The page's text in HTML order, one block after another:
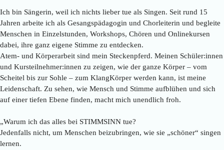
Ich bin Sängerin, weil ich nichts lieber tue als Singen. Seit rund 15
Jahren arbeite ich als Gesangspädagogin und Chorleiterin und begleite
Menschen in Einzelstunden, Workshops, Chören und Onlinekursen
dabei, ihre ganz eigene Stimme zu entdecken.
Atem- und Körperarbeit sind mein Steckenpferd. Meinen Schüler:innen
und Kursteilnehmer:innen zu zeigen, wie der ganze Körper – vom
Scheitel bis zur Sohle – zum KlangKörper werden kann, ist meine
Leidenschaft. Zu sehen, wie Mensch und Stimme aufblühen und sich
auf einer tiefen Ebene finden, macht mich unendlich froh.
„Warum ich das alles bei STIMMSINN tue?
Jedenfalls nicht, um Menschen beizubringen, wie sie „schöner“ singen
lernen.